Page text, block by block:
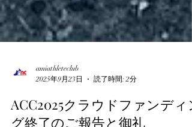
amiathleteclub
2025年9月23日
読了時間: 2分